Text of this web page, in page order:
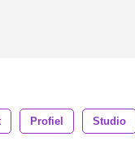
Profiel Studio